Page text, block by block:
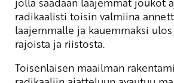
radikaalisti toisin valmiina
laajemmalle ja kauemmaksi
rajoista ja riistosta.
Toisenlaisen maailman